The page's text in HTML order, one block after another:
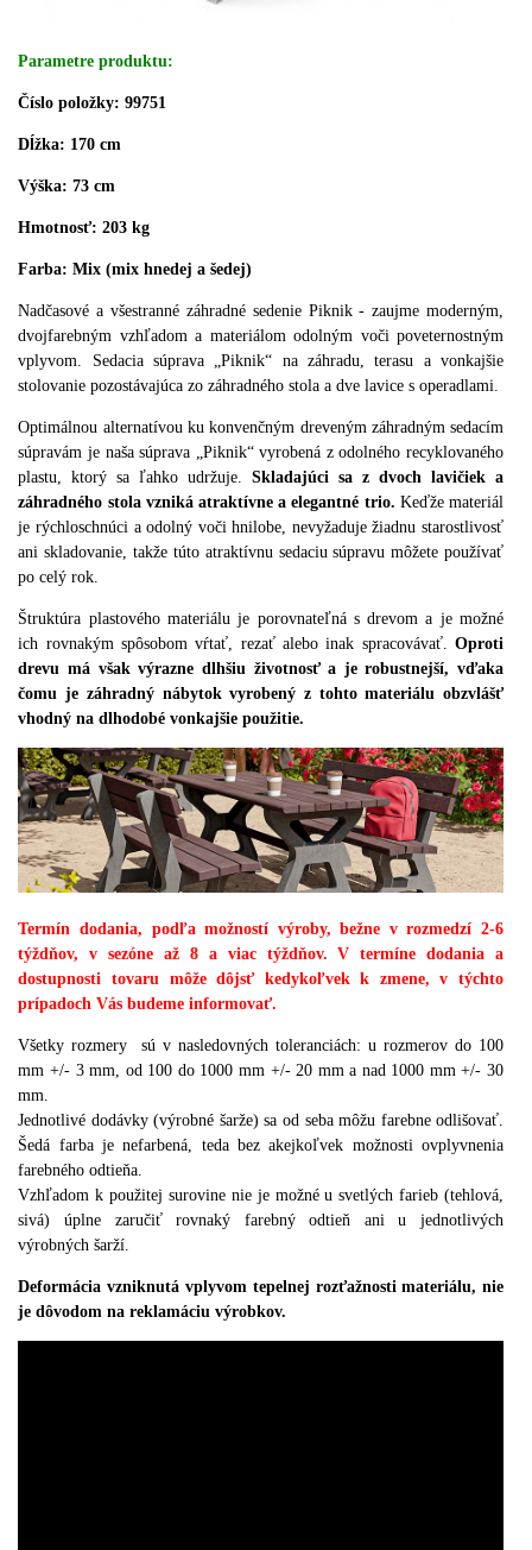
Parametre produktu:
Číslo položky: 99751
Dĺžka: 170 cm
Výška: 73 cm
Hmotnosť: 203 kg
Farba:Mix (mix hnedej a šedej)
Nadčasové a všestranné záhradné sedenie Piknik - zaujme moderným,
dvojfarebným vzhľadom a materiálom odolným voči poveternostným
vplyvom.
Sedacia súprava „Piknik“ na záhradu, terasu a vonkajšie
stolovanie pozostávajúca zo záhradného stola a dve lavice s operadlami.
Optimálnou alternatívou ku konvenčným dreveným záhradným sedacím
súpravám je naša súprava „Piknik“ vyrobená z odolného recyklovaného
plastu, ktorý sa ľahko udržuje.
Skladajúci sa z dvoch lavičiek a
záhradného stola vzniká atraktívne a elegantné trio. Keďže materiál
je rýchloschnúci a odolný voči hnilobe, nevyžaduje žiadnu starostlivosť
ani skladovanie, takže túto atraktívnu sedaciu súpravu môžete používať
po celý rok.
Štruktúra plastového materiálu je porovnateľná s drevom a je možné
ich rovnakým spôsobom vŕtať, rezať alebo inak spracovávať. Oproti
drevu má však výrazne dlhšiu životnosť a je robustnejší, vďaka
čomu je záhradný nábytok vyrobený z tohto materiálu obzvlášť
vhodný na dlhodobé vonkajšie použitie.
Termín dodania, podľa možností výroby, bežne v rozmedzí 2-6
týždňov, v sezóne až 8 a viac týždňov. V termíne dodania a
dostupnosti tovaru môže dôjsť kedykoľvek k zmene, v týchto
prípadoch Vás budeme informovať.
Všetky rozmery sú v nasledovných toleranciách: u rozmerov do 100
mm +/- 3 mm, od 100 do 1000 mm +/- 20 mm a nad 1000 mm +/- 30
mm.
Jednotlivé dodávky (výrobné šarže) sa od seba môžu farebne odlišovať.
Šedá farba je nefarbená, teda bez akejkoľvek možnosti ovplyvnenia
farebného odtieňa.
Vzhľadom k použitej surovine nie je možné u svetlých farieb (tehlová,
sivá) úplne zaručiť rovnaký farebný odtieň ani u jednotlivých
výrobných šarží.
Deformácia vzniknutá vplyvom tepelnej rozťažnosti materiálu, nie
je dôvodom na reklamáciu výrobkov.